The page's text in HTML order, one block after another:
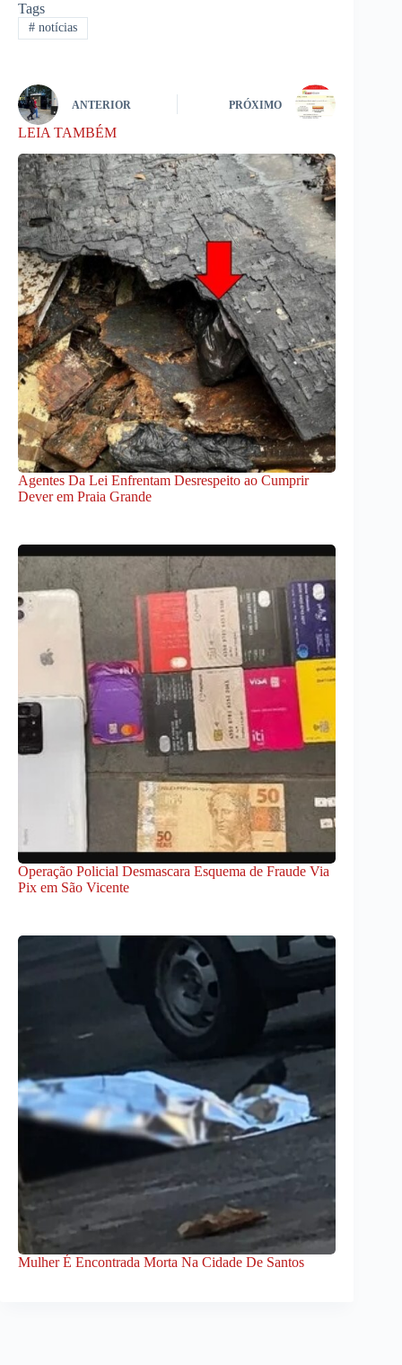
Tags
#notícias
ANTERIOR PRÓXIMO
LEIA TAMBÉM
Agentes Da Lei Enfrentam Desrespeito ao Cumprir
Dever em Praia Grande
Operação Policial Desmascara Esquema de Fraude Via
Pix em São Vicente
Mulher É Encontrada Morta Na Cidade De Santos